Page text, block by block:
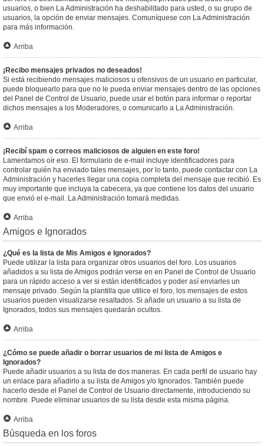
usuarios, o bien La Administración ha deshabilitado para usted, o su grupo de
usuarios, la opción de enviar mensajes. Comuníquese con La Administración
para más información.
Arriba
¡Recibo mensajes privados no deseados!
Si está recibiendo mensajes maliciosos u ofensivos de un usuario en particular,
puede bloquearlo para que no le pueda enviar mensajes dentro de las opciones
del Panel de Control de Usuario, puede usar el botón para informar o reportar
dichos mensajes a los Moderadores, o comunicarlo a La Administración.
Arriba
¡Recibí spam o correos maliciosos de alguien en este foro!
Lamentamos oír eso. El formulario de e-mail incluye identificadores para
controlar quién ha enviado tales mensajes, por lo tanto, puede contactar con La
Administración y hacerles llegar una copia completa del mensaje que recibió. Es
muy importante que incluya la cabecera, ya que contiene los datos del usuario
que envió el e-mail. La Administración tomará medidas.
Arriba
Amigos e Ignorados
¿Qué es la lista de Mis Amigos e Ignorados?
Puede utilizar la lista para organizar otros usuarios del foro. Los usuarios
añadidos a su lista de Amigos podrán verse en en Panel de Control de Usuario
para un rápido acceso a ver si están identificados y poder así enviarles un
mensaje privado. Según la plantilla que utilice el foro, los mensajes de estos
usuarios pueden visualizarse resaltados. Si añade un usuario a su lista de
Ignorados, todos sus mensajes quedarán ocultos.
Arriba
¿Cómo se puede añadir o borrar usuarios de mi lista de Amigos e
Ignorados?
Puede añadir usuarios a su lista de dos maneras. En cada perfil de usuario hay
un enlace para añadirlo a su lista de Amigos y/o Ignorados. También puede
hacerlo desde el Panel de Control de Usuario directamente, introduciendo su
nombre. Puede eliminar usuarios de su lista desde esta misma página.
Arriba
Búsqueda en los foros